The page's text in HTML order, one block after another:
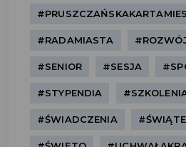
#RADAMIASTA
#SENIOR #SESJA
#STYPENDIA
#ŚWIADCZENIA